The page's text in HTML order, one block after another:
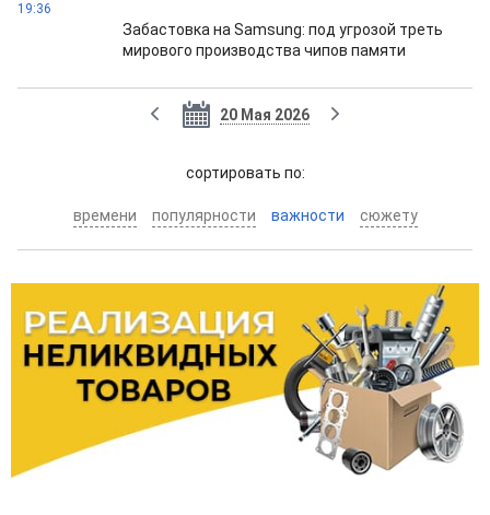
19:36
Забастовка на Samsung: под угрозой треть
мирового производства чипов памяти
20 Мая 2026
cортировать по:
времени популярности важности сюжету